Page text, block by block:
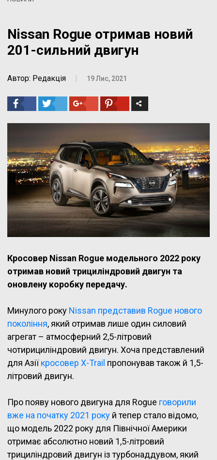
Nissan Rogue отримав новий
201-сильний двигун
Автор: Редакція | 19 Лис, 2021
Кросовер Nissan Rogue модельного 2022 року
отримав новий трициліндровий двигун та
оновлену коробку передачу.
Минулого року Nissan представив Rogue нового
покоління, який отримав лише один силовий
агрегат – атмосферний 2,5-літровий
чотирициліндровий двигун. Хоча представлений
для Азіїкросовер X-Trail пропонував також й 1,5-
літровий двигун.
Про появу нового двигуна для Rogue говорили
вже на початку 2021 року й тепер стало відомо,
що модель 2022 року для Північної Америки
отримає абсолютно новий 1,5-літровий
трициліндровий двигун із турбонаддувом, який